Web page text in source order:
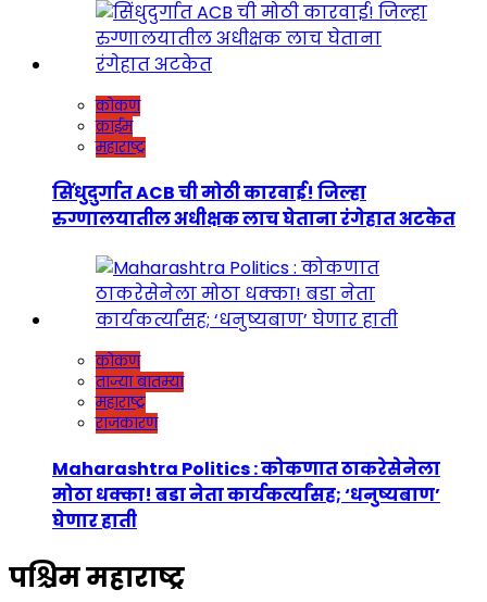
कोकण
क्राईम
महाराष्ट्र
सिंधुदुर्गात ACB ची मोठी कारवाई! जिल्हा
रुग्णालयातील अधीक्षक लाच घेताना रंगेहात अटकेत
कोकण
ताज्या बातम्या
महाराष्ट्र
राजकारण
Maharashtra Politics : कोकणात ठाकरेसेनेला
मोठा धक्का! बडा नेता कार्यकर्त्यांसह; ‘धनुष्यबाण’
घेणार हाती
पश्चिम महाराष्ट्र